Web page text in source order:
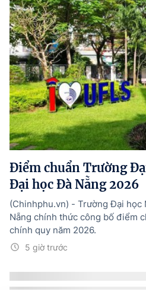
Điểm chuẩn Trường
Đại học Đà Nẵng 2026
5 giờ trước
(Chinhphu.vn) - Trường Đại học
Nẵng chính thức công bố điểm
chính quy năm 2026.